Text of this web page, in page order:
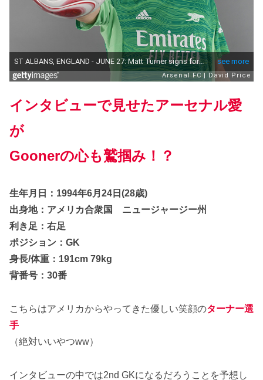
インタビューで見せたアーセナル愛
が
Goonerの心も鷲掴み！？
生年月日：1994年6月24日(28歳)
出身地：アメリカ合衆国 ニュージャージー州
利き足：右足
ポジション：GK
身長/体重：191cm 79kg
背番号：30番
こちらはアメリカからやってきた優しい笑顔のターナー選
手
（絶対いいやつww）
インタビューの中では2nd GKになるだろうことを予想し